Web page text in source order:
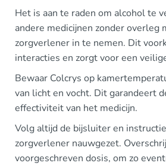
Het is aan te raden om alcohol te
andere medicijnen zonder overleg
zorgverlener in te nemen. Dit
interacties en zorgt voor een
Bewaar Colcrys op
van licht en vocht. Dit garandeert
effectiviteit van het medicijn.
Volg altijd de bijsluiter en
zorgverlener nauwgezet.
voorgeschreven dosis, om zo